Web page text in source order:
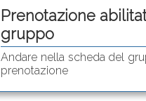
Prenotazione
gruppo
Andare nella scheda del
prenotazione